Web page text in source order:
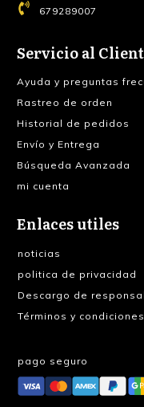
679289007
Servicio al
Ayuda y preguntas
Rastreo de orden
Historial de pedidos
Envío y Entrega
Búsqueda Avanzada
mi cuenta
Enlaces utiles
noticias
politica de privacidad
Descargo de
Términos y condiciones
pago seguro